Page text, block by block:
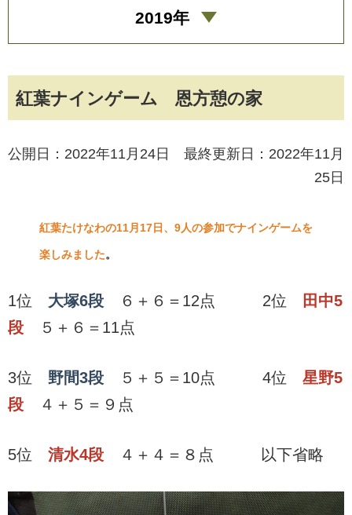
紅葉ナインゲーム 恩方憩の家
公開日：2022年11月24日 最終更新日：2022年11月
25日
紅葉たけなわの11月17日、9人の参加でナインゲームを
楽しみました。
1位 大塚6段 ６＋６＝12点 2位
田中5
段 ５＋６＝11点
3位 野間3段 ５＋５＝10点 4位 星野5
段
４＋５＝９点
5位 清水4段 ４＋４＝８点 以下省略
2019年